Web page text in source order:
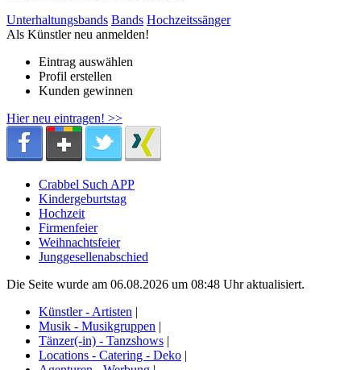
Unterhaltungsbands Bands Hochzeitssänger
Als Künstler neu anmelden!
Eintrag auswählen
Profil erstellen
Kunden gewinnen
Hier neu eintragen! >>
Crabbel Such APP
Kindergeburtstag
Hochzeit
Firmenfeier
Weihnachtsfeier
Junggesellenabschied
Die Seite wurde am 06.08.2026 um 08:48 Uhr aktualisiert.
Künstler - Artisten |
Musik - Musikgruppen |
Tänzer(-in) - Tanzshows |
Locations - Catering - Deko |